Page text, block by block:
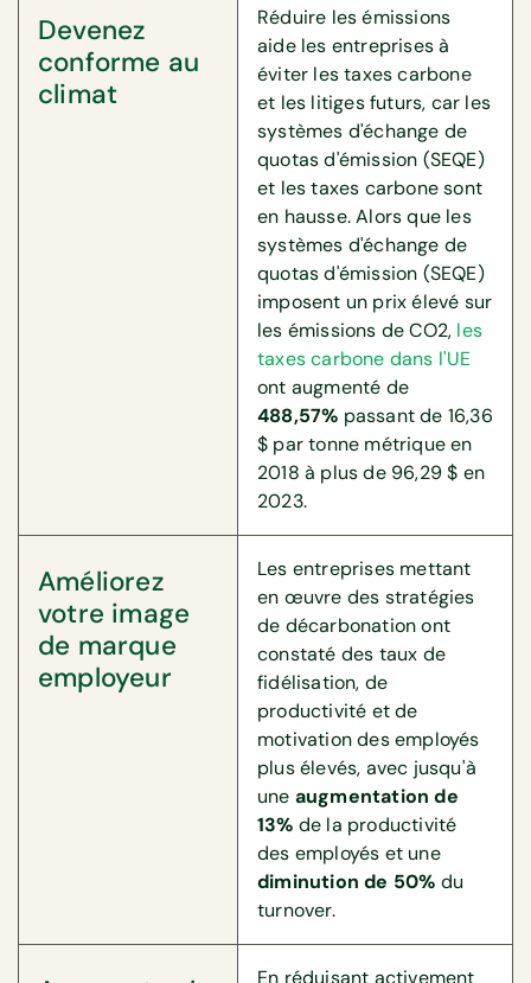
Devenez
conforme au
climat
Réduire les émissions
aide les entreprises à
éviter les taxes carbone
et les litiges futurs, car les
systèmes d'échange de
quotas d'émission (SEQE)
et les taxes carbone sont
en hausse. Alors que les
systèmes d'échange de
quotas d'émission (SEQE)
imposent un prix élevé sur
les émissions de CO2, les
taxes carbone dans l'UE
ont augmenté de
488,57% passant de 16,36
$ par tonne métrique en
2018 à plus de 96,29 $ en
2023.
Améliorez
votre image
de marque
employeur
Les entreprises mettant
en œuvre des stratégies
de décarbonation ont
constaté des taux de
fidélisation, de
productivité et de
motivation des employés
plus élevés, avec jusqu'à
une augmentation de
13% de la productivité
des employés et une
diminution de 50% du
turnover.
En réduisant activement